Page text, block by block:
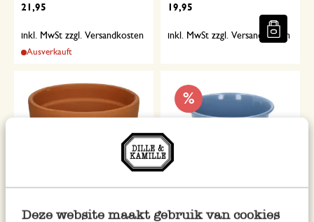
Deze website maakt gebruik van cookies
21,95
inkl. MwSt zzgl. Versandkosten
Ausverkauft
19,95
inkl. MwSt zzgl. Versandkosten
%